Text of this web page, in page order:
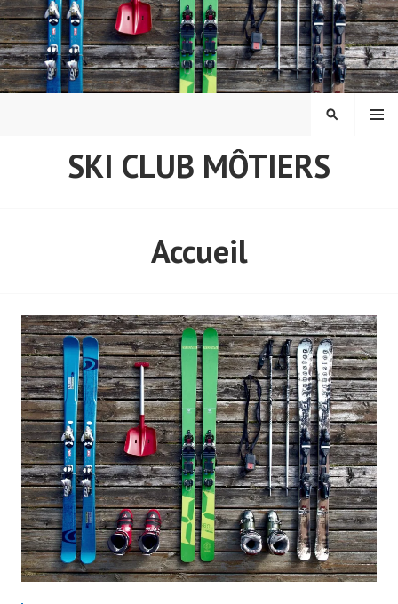
Aller
au
contenu
principal
SKI CLUB MÔTIERS
MENU
Accueil